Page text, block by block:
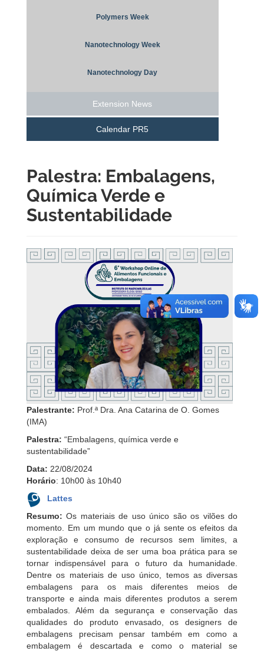
Polymers Week
Nanotechnology Week
Nanotechnology Day
Extension News
Calendar PR5
Palestra: Embalagens,
Química Verde e
Sustentabilidade
Palestrante: Prof.ª Dra. Ana Catarina de O. Gomes
(IMA)
Palestra: “Embalagens, química verde e
sustentabilidade”
Data: 22/08/2024
Horário: 10h00 às 10h40
Lattes
Resumo: Os materiais de uso único são os vilões do
momento. Em um mundo que o já sente os efeitos da
exploração e consumo de recursos sem limites, a
sustentabilidade deixa de ser uma boa prática para se
tornar indispensável para o futuro da humanidade.
Dentre os materiais de uso único, temos as diversas
embalagens para os mais diferentes meios de
transporte e ainda mais diferentes produtos a serem
embalados. Além da segurança e conservação das
qualidades do produto envasado, os designers de
embalagens precisam pensar também em como a
embalagem é descartada e como o material se